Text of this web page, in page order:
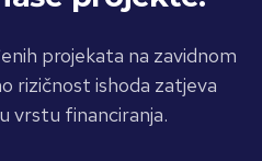
projekata na zavidnom
rizičnost ishoda zatjeva
vrstu financiranja.